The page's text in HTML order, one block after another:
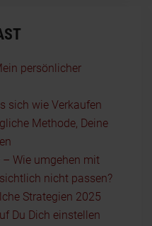
persönlicher
sich wie Verkaufen
Methode, Deine
Wie umgehen mit
nicht passen?
Strategien 2025
Du Dich einstellen